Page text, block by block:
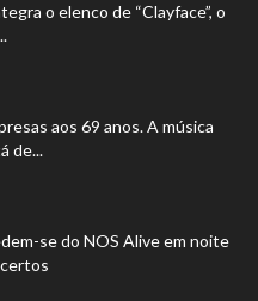
o elenco de “Clayface”, o
aos 69 anos. A música
de...
se do NOS Alive em noite